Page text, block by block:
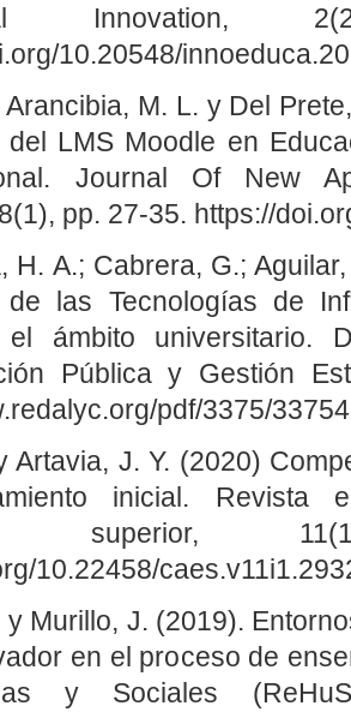
Innovation,
10.20548/
M. L. y Del
LMS Moodle en
Journal Of New
pp. 27-35. https://
H. A.; Cabrera, G.;
las Tecnologías de
ámbito universitario.
Pública y Gestión
pdf/3375/
Artavia, J. Y. (2020)
inicial. Revista
superior,
10.22458/
y Murillo, J. (2019).
en el proceso de
y Sociales